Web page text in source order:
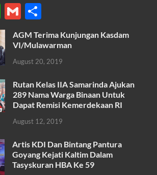
W
h
at
s
A
p
p
G
m
ail
h
ar
e
AGM Terima Kunjungan Kasdam
VI/Mulawarman
August 20, 2019
Rutan Kelas IIA Samarinda Ajukan
289 Nama Warga Binaan Untuk
Dapat Remisi Kemerdekaan RI
August 12, 2019
Artis KDI Dan Bintang Pantura
Goyang Kejati Kaltim Dalam
Tasyskuran HBA Ke 59